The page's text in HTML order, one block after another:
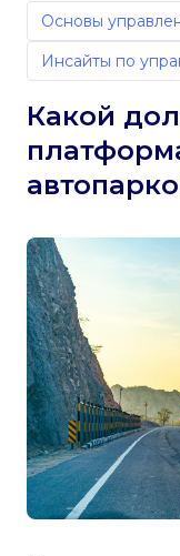
Больше, чем
Основы
Инсайты по
Какой